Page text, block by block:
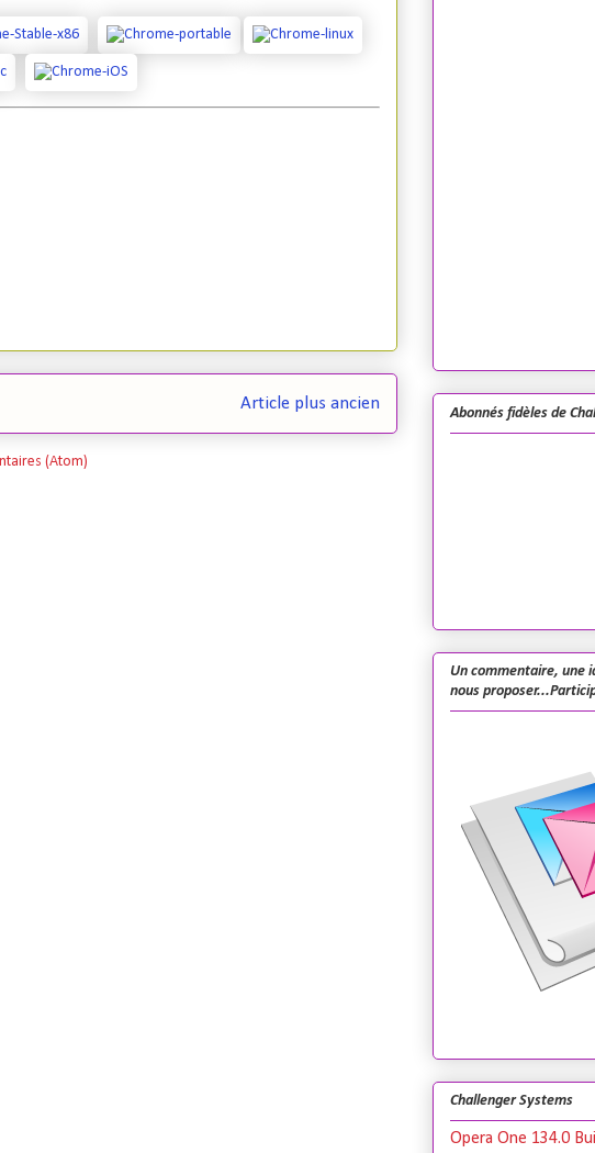
Article plus ancien
(Atom)
Abonnés fidèles de
Un commentaire, une
nous
Challenger Systems
Opera One 134.0